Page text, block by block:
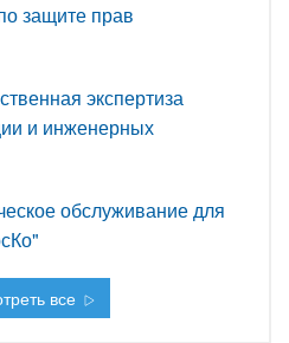
защите прав
экспертиза
и инженерных
обслуживание для
все